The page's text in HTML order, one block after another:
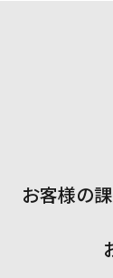
お客様の